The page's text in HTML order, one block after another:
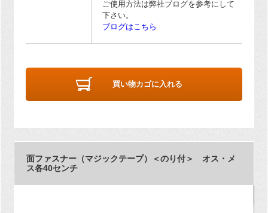
ご使用方法は弊社ブログを参考にして
下さい。
ブログはこちら
買い物カゴに入れる
面ファスナー（マジックテープ）＜のり付＞ オス・メ
ス各40センチ